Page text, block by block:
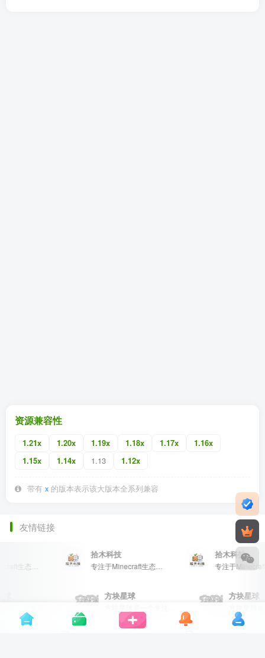
资源兼容性
1.21x 1.20x 1.19x 1.18x 1.17x
1.16x
1.15x
1.14x 1.13 1.12x
带有 x 的版本表示该大版本全系列兼容
友情链接
专注于Minecraft生态建设
拾木科技
专注于Minecraft生态建设
拾木科技
方块星球 方块